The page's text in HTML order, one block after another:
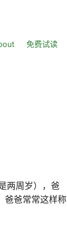
免费试读
两周岁），爸
爸爸常常这样称